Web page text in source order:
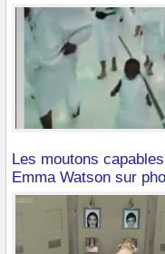
Les moutons
Emma Watson sur